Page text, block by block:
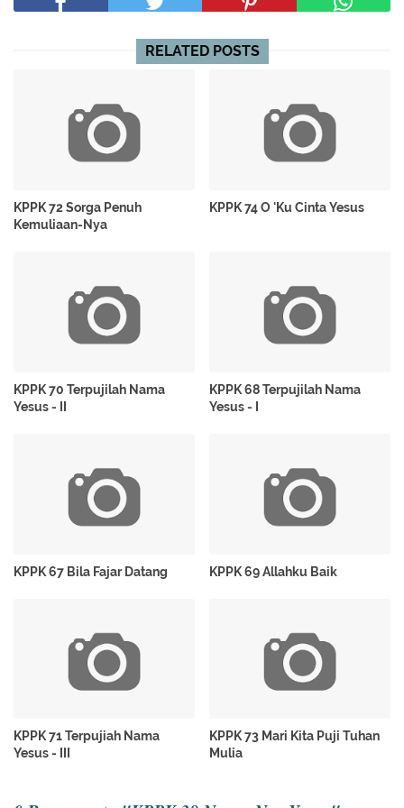
RELATED POSTS
KPPK 72 Sorga Penuh
Kemuliaan-Nya
KPPK 74 O 'Ku Cinta Yesus
KPPK 70 Terpujilah Nama
Yesus - II
KPPK 68 Terpujilah Nama
Yesus - I
KPPK 67 Bila Fajar Datang KPPK 69 Allahku Baik
KPPK 71 Terpujiah Nama
Yesus - III
KPPK 73 Mari Kita Puji Tuhan
Mulia